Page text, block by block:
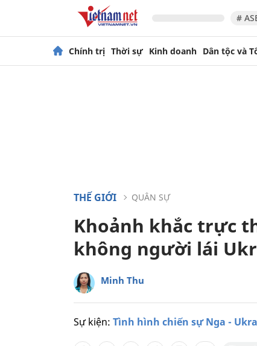
#
Chính trị Thời sự Kinh doanh Dân tộc và
THẾ GIỚI QUÂN SỰ
Khoảnh khắc trực
không người lái
Minh Thu
Sự kiện: Tình hình chiến sự Nga -